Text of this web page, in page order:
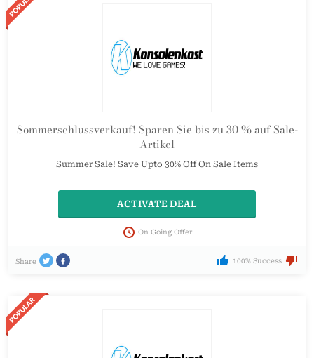
Sommerschlussverkauf! Sparen Sie bis zu 30 % auf Sale-
Artikel
Summer Sale! Save Upto 30% Off On Sale Items
ACTIVATE DEAL
On Going Offer
Share 100% Success